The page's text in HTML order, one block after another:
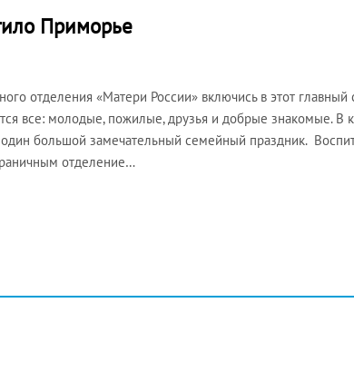
Приморье
отделения «Матери России» включись в этот
все: молодые, пожилые, друзья и добрые знакомые. В
большой замечательный семейный праздник.
отделение…